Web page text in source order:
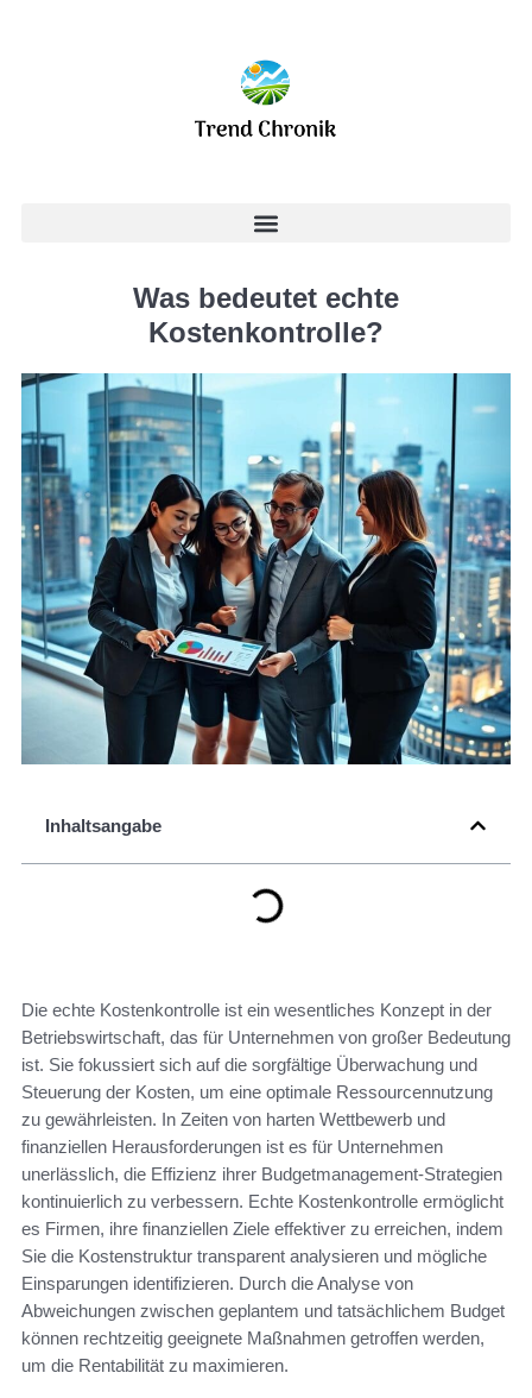
Was bedeutet echte
Kostenkontrolle?
Inhaltsangabe
Die echte Kostenkontrolle ist ein wesentliches Konzept in der
Betriebswirtschaft, das für Unternehmen von großer Bedeutung
ist. Sie fokussiert sich auf die sorgfältige Überwachung und
Steuerung der Kosten, um eine optimale Ressourcennutzung
zu gewährleisten. In Zeiten von harten Wettbewerb und
finanziellen Herausforderungen ist es für Unternehmen
unerlässlich, die Effizienz ihrer Budgetmanagement-Strategien
kontinuierlich zu verbessern. Echte Kostenkontrolle ermöglicht
es Firmen, ihre finanziellen Ziele effektiver zu erreichen, indem
Sie die Kostenstruktur transparent analysieren und mögliche
Einsparungen identifizieren. Durch die Analyse von
Abweichungen zwischen geplantem und tatsächlichem Budget
können rechtzeitig geeignete Maßnahmen getroffen werden,
um die Rentabilität zu maximieren.